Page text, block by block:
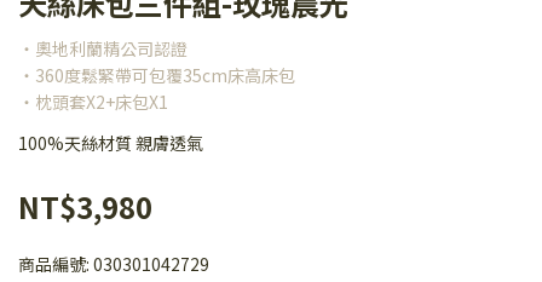
・奧地利蘭精公司認證
・360度鬆緊帶可包覆35cm床高床包
・枕頭套X2+床包X1
100%天絲材質 親膚透氣
NT$3,980
商品編號: 030301042729